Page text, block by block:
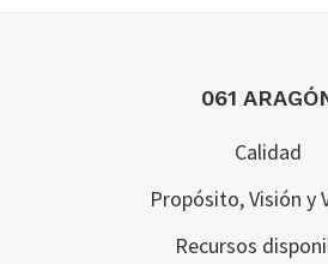
061
Calidad
Propósito, Visión y
Recursos